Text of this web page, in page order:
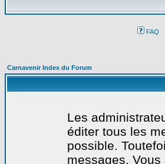
FAQ
Carnavenir Index du Forum
Les
éditer tous les
possible.
messages.